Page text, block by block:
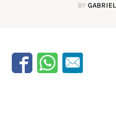
BY GABRIEL